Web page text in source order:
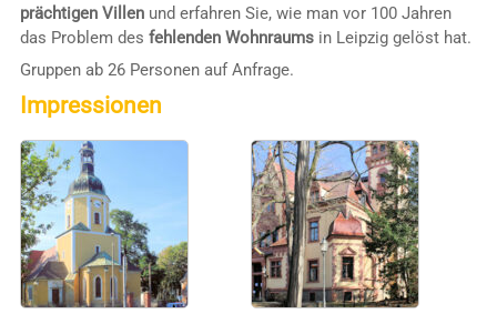
prächtigen Villenund erfahren Sie, wie man vor 100 Jahren
das Problem des fehlenden Wohnraumsin Leipzig gelöst hat.
Gruppen ab 26 Personen auf Anfrage.
Impressionen